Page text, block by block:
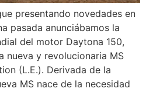
presentando novedades en
pasada anunciábamos la
del motor Daytona 150,
nueva y revolucionaria MS
(L.E.). Derivada de la
MS nace de la necesidad